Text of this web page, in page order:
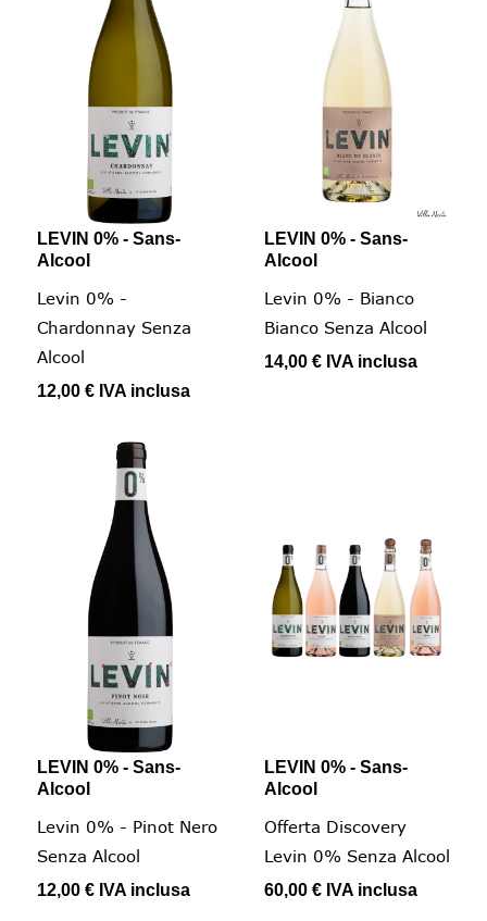
LEVIN 0% - Sans-
Alcool
Levin 0% -
Chardonnay Senza
Alcool
12,00 € IVA inclusa
LEVIN 0% - Sans-
Alcool
Levin 0% - Bianco
Bianco Senza Alcool
14,00 € IVA inclusa
LEVIN 0% - Sans-
Alcool
Levin 0% - Pinot Nero
Senza Alcool
12,00 € IVA inclusa
LEVIN 0% - Sans-
Alcool
Offerta Discovery
Levin 0% Senza Alcool
60,00 € IVA inclusa